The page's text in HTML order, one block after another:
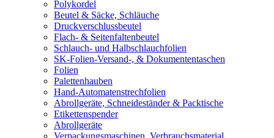
Polykordel
Beutel & Säcke, Schläuche
Druckverschlussbeutel
Flach- & Seitenfaltenbeutel
Schlauch- und Halbschlauchfolien
SK-Folien-Versand-, & Dokumententaschen
Folien
Palettenhauben
Hand-Automatenstrechfolien
Abrollgeräte, Schneideständer & Packtische
Etikettenspender
Abrollgeräte